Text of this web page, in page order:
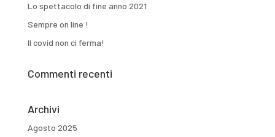
Lo spettacolo di fine anno 2021
Sempre on line !
Il covid non ci ferma!
Commenti recenti
Archivi
Agosto 2025